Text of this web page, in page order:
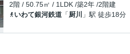
2階 / 50.75㎡ / 1LDK /築2年 /2階建
いわて銀河鉄道 「厨川 」駅 徒歩18分